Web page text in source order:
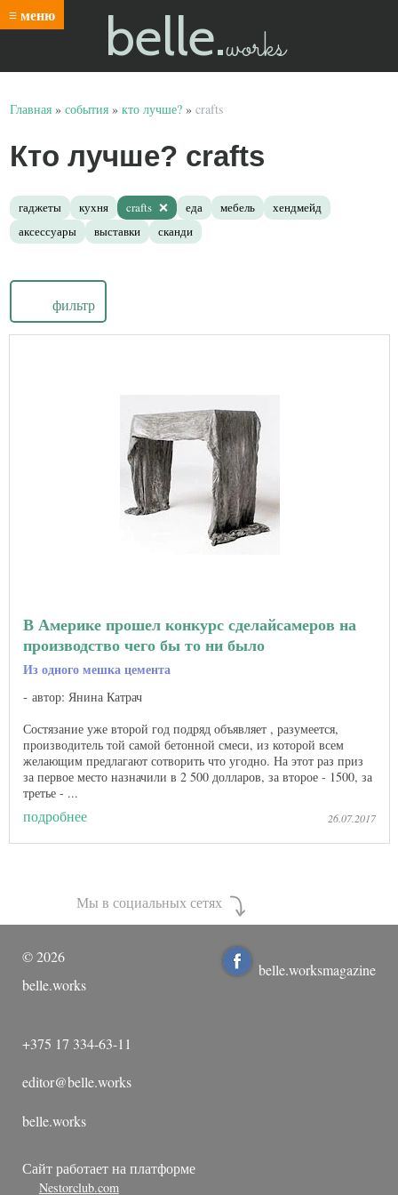
≡ меню belle.works
Главная » события » кто лучше? » crafts
Кто лучше? crafts
гаджеты кухня crafts еда мебель
хендмейд
аксессуары
выставки сканди
фильтр
В Америке прошел конкурс сделайсамеров на
производство чего бы то ни было
Из одного мешка цемента
автор: Янина Катрач
Состязание уже второй год подряд объявляет , разумеется,
производитель той самой бетонной смеси, из которой всем
желающим предлагают сотворить что угодно. На этот раз приз
за первое место назначили в 2 500 долларов, за второе - 1500, за
третье - ...
подробнее 26.07.2017
©2026
belle.works
+375 17 334-63-11
editor@belle.works
belle.works
Сайт работает на платформе
Nestorclub.com
Мы в социальных сетях
belle.worksmagazine